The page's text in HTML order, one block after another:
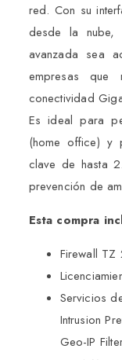
red. Con su
desde la
avanzada sea
empresas que
conectividad
Es ideal para
(home office) y
clave de hasta
prevención de
Esta compra
Firewall TZ
Servicios
Intrusion
Geo-IP